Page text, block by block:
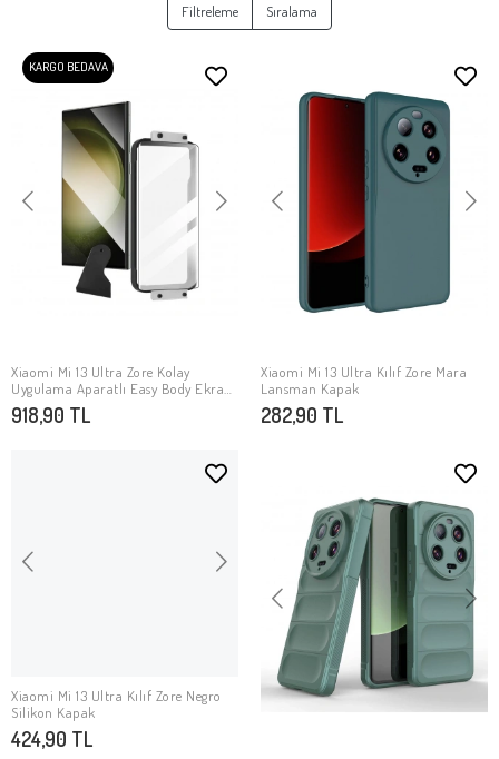
Filtreleme Sıralama
KARGO BEDAVA
SEPETE EKLE
Xiaomi Mi 13 Ultra Zore Kolay
Uygulama Aparatlı Easy Body Ekran
Koruyucu
918,90 TL
SEPETE EKLE
Xiaomi Mi 13 Ultra Kılıf Zore Mara
Lansman Kapak
282,90 TL
SEPETE EKLE
Xiaomi Mi 13 Ultra Kılıf Zore Negro
Silikon Kapak
424,90 TL